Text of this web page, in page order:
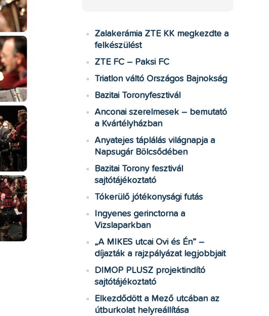
Zalakerámia ZTE KK megkezdte a
felkészülést
ZTE FC – Paksi FC
Triatlon váltó Országos Bajnokság
Bazitai Toronyfesztivál
Anconai szerelmesek – bemutató
a Kvártélyházban
Anyatejes táplálás világnapja a
Napsugár Bölcsődében
Bazitai Torony fesztivál
sajtótájékoztató
Tókerülő jótékonysági futás
Ingyenes gerinctorna a
Vizslaparkban
„A MIKES utcai Ovi és Én” –
díjazták a rajzpályázat legjobbjait
DIMOP PLUSZ projektindító
sajtótájékoztató
Elkezdődött a Mező utcában az
útburkolat helyreállítása